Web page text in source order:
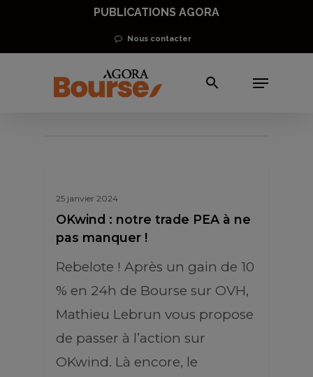
main
PUBLICATIONS AGORA
Nous contacter
Menu
OKwind
25 janvier 2024
OKwind : notre trade PEA à ne
pas manquer !
Rebelote ! Après un gain de 10
% en 24h de Bourse sur OVH,
Mathieu Lebrun vous propose
de passer à l’action sur
OKwind. Là encore, le